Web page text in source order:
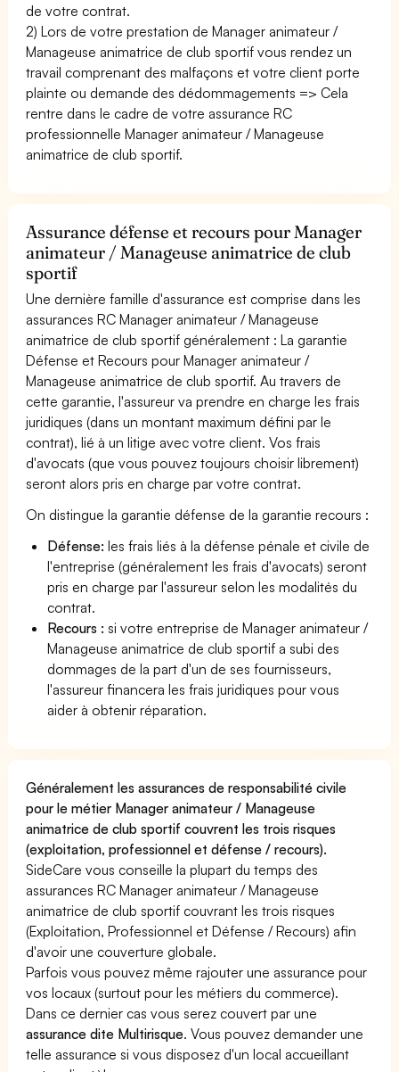
de votre contrat.
2) Lors de votre prestation de Manager animateur /
Manageuse animatrice de club sportif vous rendez un
travail comprenant des malfaçons et votre client porte
plainte ou demande des dédommagements => Cela
rentre dans le cadre de votre assurance RC
professionnelle Manager animateur / Manageuse
animatrice de club sportif.
Assurance défense et recours pour Manager
animateur / Manageuse animatrice de club
sportif
Une dernière famille d'assurance est comprise dans les
assurances RC Manager animateur / Manageuse
animatrice de club sportif généralement : La garantie
Défense et Recours pour Manager animateur /
Manageuse animatrice de club sportif. Au travers de
cette garantie, l'assureur va prendre en charge les frais
juridiques (dans un montant maximum défini par le
contrat), lié à un litige avec votre client. Vos frais
d'avocats (que vous pouvez toujours choisir librement)
seront alors pris en charge par votre contrat.
On distingue la garantie défense de la garantie recours :
Défense: les frais liés à la défense pénale et civile de
l'entreprise (généralement les frais d'avocats) seront
pris en charge par l'assureur selon les modalités du
contrat.
Recours : si votre entreprise de Manager animateur /
Manageuse animatrice de club sportif a subi des
dommages de la part d'un de ses fournisseurs,
l'assureur financera les frais juridiques pour vous
aider à obtenir réparation.
Généralement les assurances de responsabilité civile
pour le métier Manager animateur / Manageuse
animatrice de club sportif couvrent les trois risques
(exploitation, professionnel et défense / recours).
SideCare vous conseille la plupart du temps des
assurances RC Manager animateur / Manageuse
animatrice de club sportif couvrant les trois risques
(Exploitation, Professionnel et Défense / Recours) afin
d'avoir une couverture globale.
Parfois vous pouvez même rajouter une assurance pour
vos locaux (surtout pour les métiers du commerce).
Dans ce dernier cas vous serez couvert par une
assurance dite Multirisque. Vous pouvez demander une
telle assurance si vous disposez d'un local accueillant